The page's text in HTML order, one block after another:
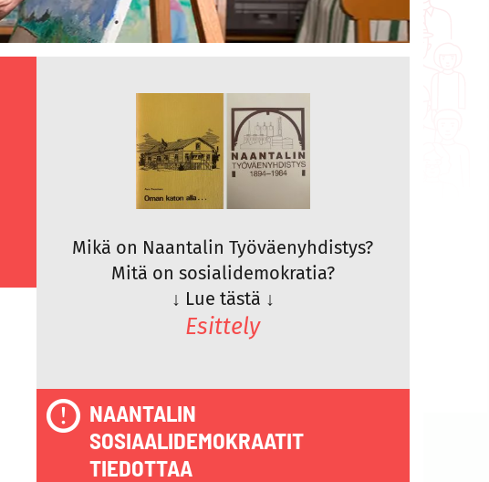
Mikä on Naantalin Työväenyhdistys?
Mitä on sosialidemokratia?
↓ Lue tästä ↓
Esittely
NAANTALIN
SOSIAALIDEMOKRAATIT
TIEDOTTAA